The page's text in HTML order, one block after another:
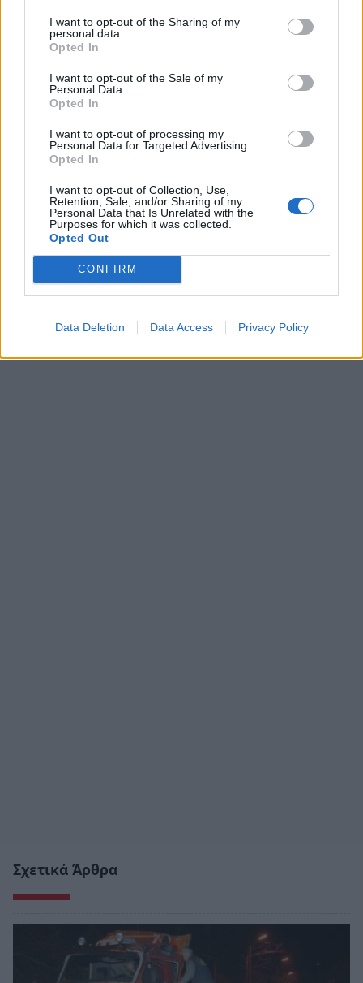
I want to opt-out of the Sharing of my
personal data.
Opted In
I want to opt-out of the Sale of my
Personal Data.
Opted In
I want to opt-out of processing my
Personal Data for Targeted Advertising.
Opted In
I want to opt-out of Collection, Use,
Retention, Sale, and/or Sharing of my
Personal Data that Is Unrelated with the
Purposes for which it was collected.
Opted Out
CONFIRM
Data Deletion Data Access Privacy Policy
Ο μηχανοδηγός του προαστιακού τότε απαντά
«καλώς, ευχαριστώ πολύ» και συνεχίζει την
πορεία του.
Ακολουθήστε τοnotospress.grστο Google News και
ΔΥΣΤΥΧΗΜΑ ΤΕΜΠΗ
ΣΥΓΚΡΟΥΣΗ ΤΡΕΝΩΝ
Σχετικά Άρθρα